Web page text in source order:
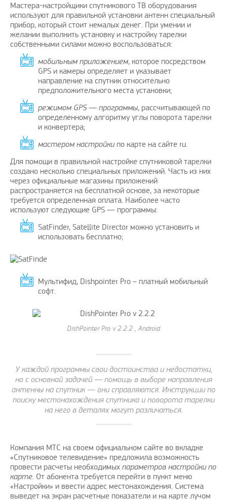
Мастера-настройщики спутникового ТВ оборудования
используют для правильной установки антенн специальный
прибор, который стоит немалых денег. При умении и
желании выполнить установку и настройку тарелки
собственными силами можно воспользоваться:
мобильным приложением, которое посредством
GPS и камеры определяет и указывает
направление на спутник относительно
предположительного места установки;
режимом GPS — программы, рассчитывающей по
определенному алгоритму углы поворота тарелки
и конвертера;
мастером настройки по карте на сайте ru.
Для помощи в правильной настройке спутниковой тарелки
создано несколько специальных приложений. Часть из них
через официальные магазины приложений
распространяется на бесплатной основе, за некоторые
требуется определенная оплата. Наиболее часто
используют следующие GPS — программы:
SatFinder, Satellite Director можно установить и
использовать бесплатно;
Мультифид, Dishpointer Pro – платный мобильный
софт.
DishPointer Pro v 2.2.2 , Android
У каждой программы свои достоинства и недостатки,
но с основной задачей — помощь в выборе направления
антенны на спутник — они справляются. Инструкции по
поиску местонахождения спутника и поворота тарелки
на него в деталях могут различаться.
Компания МТС на своем официальном сайте во вкладке
«Спутниковое телевидение» предложила возможность
провести расчеты необходимых параметров настройки по
карте. От абонента требуется перейти в пункт меню
«Настройки» и ввести адрес местонахождения. Система
выведет на экран расчетные показатели и на карте лучом